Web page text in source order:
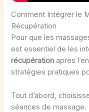
Comment Intégrer le
Récupération
Pour que les
est essentiel de les
récupération après
stratégies pratiques
Tout d’abord,
séances de massage.